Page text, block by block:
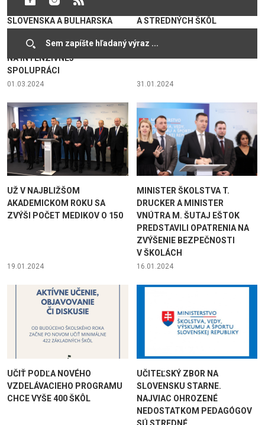
REZORTY ŠKOLSTVA
SLOVENSKA A BULHARSKA
SPOLUPRÁCE A DOHODLI SA
NA INTENZÍVNEJ
SPOLUPRÁCI
01.03.2024
A STREDNÝCH ŠKÔL
VÝSLEDKY
31.01.2024
UŽ V NAJBLIŽŠOM
AKADEMICKOM ROKU SA
ZVÝŠI POČET MEDIKOV O 150
19.01.2024
MINISTER ŠKOLSTVA T.
DRUCKER A MINISTER
VNÚTRA M. ŠUTAJ EŠTOK
PREDSTAVILI OPATRENIA NA
ZVÝŠENIE BEZPEČNOSTI
V ŠKOLÁCH
16.01.2024
UČIŤ PODĽA NOVÉHO
VZDELÁVACIEHO PROGRAMU
CHCE VYŠE 400 ŠKÔL
UČITEĽSKÝ ZBOR NA
SLOVENSKU STARNE.
NAJVIAC OHROZENÉ
NEDOSTATKOM PEDAGÓGOV